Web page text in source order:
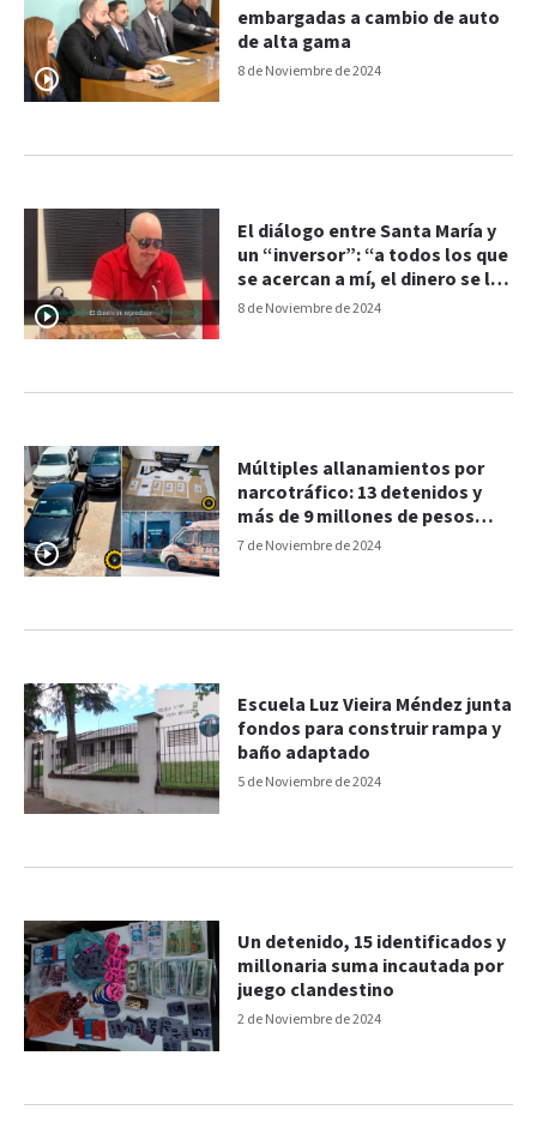
8 de Noviembre de 2024
embargadas a cambio de auto
de alta gama
8 de Noviembre de 2024
El diálogo entre Santa María y
un “inversor”: “a todos los que
se acercan a mí, el dinero se les
reproduce”
7 de Noviembre de 2024
Múltiples allanamientos por
narcotráfico: 13 detenidos y
más de 9 millones de pesos
incautados
5 de Noviembre de 2024
Escuela Luz Vieira Méndez junta
fondos para construir rampa y
baño adaptado
2 de Noviembre de 2024
Un detenido, 15 identificados y
millonaria suma incautada por
juego clandestino